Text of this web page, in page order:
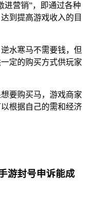
进营销”，即通过各种
到提高游戏收入的目
水寒马不需要钱，但
定的购买方式供玩家
要购买马，游戏商家
根据自己的需和经济
游封号申诉能成